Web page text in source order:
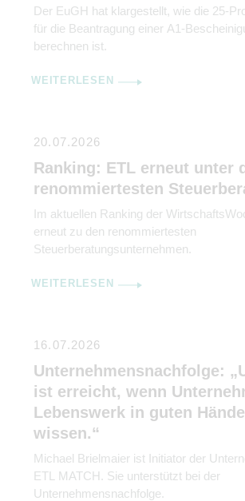
Der EuGH hat klargestellt, wie die 25-
für die Beantragung einer A1-
berechnen ist.
WEITERLESEN
20.07.2026
Ranking: ETL erneut unter
renommiertesten
Im aktuellen Ranking der
erneut zu den renommiertesten
Steuerberatungsunternehmen.
WEITERLESEN
16.07.2026
Unternehmensnachfolge:
ist erreicht, wenn
Lebenswerk in guten
wissen.“
Michael Brielmaier ist Initiator der
ETL MATCH. Sie unterstützt bei der
Unternehmensnachfolge.